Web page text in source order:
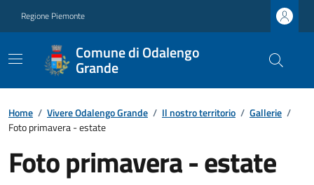
Regione Piemonte
Comune di Odalengo
Grande
Home / Vivere Odalengo Grande / Il nostro territorio / Gallerie /
Foto primavera - estate
Foto primavera - estate